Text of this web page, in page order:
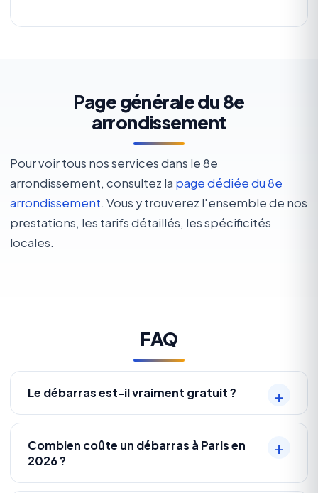
Page générale du 8e
arrondissement
Pour voir tous nos services dans le 8e
arrondissement, consultez la page dédiée du 8e
arrondissement. Vous y trouverez l'ensemble de nos
prestations, les tarifs détaillés, les spécificités
locales.
FAQ
Le débarras est-il vraiment gratuit ?
Combien coûte un débarras à Paris en
2026 ?